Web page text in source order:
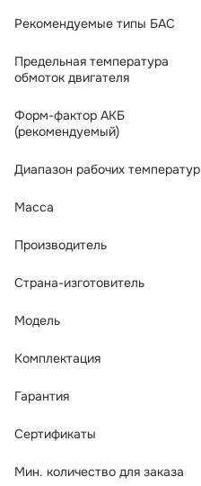
Рекомендуемые типы БАС
Предельная температура
обмоток двигателя
Форм-фактор АКБ
(рекомендуемый)
Диапазон рабочих температур
Масса
Производитель
Страна-изготовитель
Модель
Комплектация
Гарантия
Сертификаты
Мин. количество для заказа